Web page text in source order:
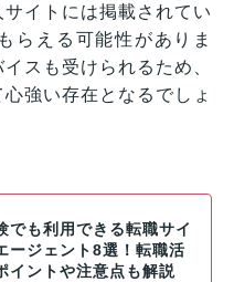
イトには掲載されてい
らえる可能性がありま
スも受けられるため、
強い存在となるでしょ
でも利用できる転職サイ
ージェント8選！転職活
イントや注意点も解説